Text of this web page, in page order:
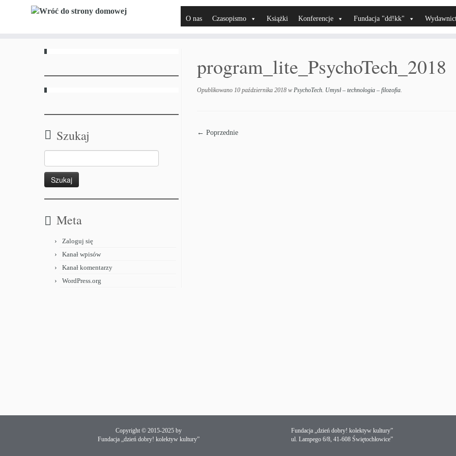
O nas Czasopismo Książki Konferencje Fundacja "dd!kk"
Szukaj
Meta
Zaloguj się
Kanał wpisów
Kanał komentarzy
WordPress.org
program_lite_PsychoTech_2018
Opublikowano 10 października 2018 w PsychoTech. Umysł – technologia – filozofia.
← Poprzednie
Copyright © 2015-2025 by
Fundacja „dzień dobry! kolektyw kultury”
Fundacja „dzień dobry! kolektyw kultury”
ul. Lampego 6/8, 41-608 Świętochłowice”